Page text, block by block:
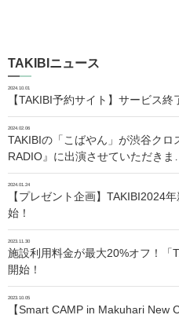
TAKIBIニュース
2024.10.01
【TAKIBI予約サイト】サービス終
2024.02.06
TAKIBIの「こばやん」が渋谷ク
RADIO』に出演させていただきま…
2024.01.24
【プレゼント企画】TAKIBI2024
始！
2023.11.30
施設利用料金が最大20%オフ！「
開始！
2023.10.05
【Smart CAMP in Makuhari New